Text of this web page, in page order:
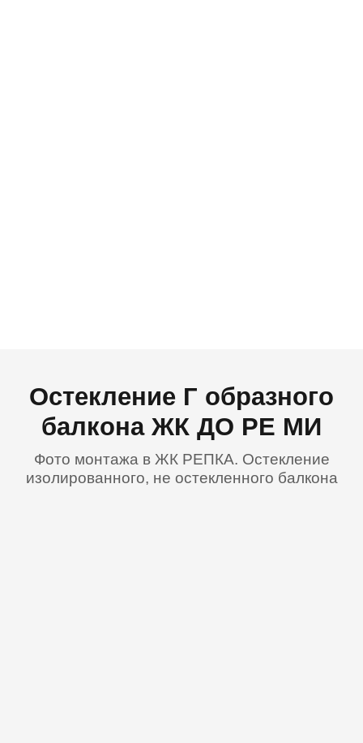
Остекление Г образного
балкона ЖК ДО РЕ МИ
Фото монтажа в ЖК РЕПКА. Остекление
изолированного, не остекленного балкона